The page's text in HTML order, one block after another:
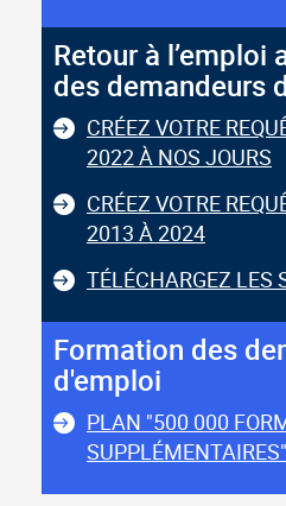
Retour à l’emploi
des demandeurs
CRÉEZ VOTRE
2022 À NOS JOURS
CRÉEZ VOTRE
2013 À 2024
TÉLÉCHARGEZ LES
Formation des
d'emploi
PLAN "500 000
SUPPLÉMENTAIRES"